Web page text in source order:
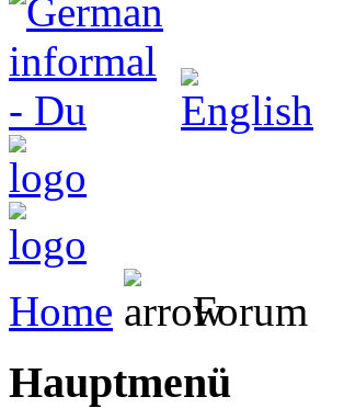
Home Forum
Hauptmenü